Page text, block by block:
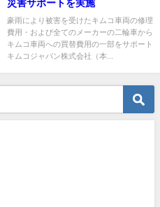
災害サポートを実施
豪雨により被害を受けたキムコ車両の修理
費用・および全てのメーカーの二輪車から
キムコ車両への買替費用の一部をサポート
キムコジャパン株式会社（本...